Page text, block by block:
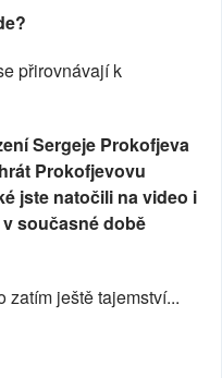
přirovnávají k
Sergeje Prokofjeva
Prokofjevovu
jste natočili na video i
současné době
zatím ještě tajemství...